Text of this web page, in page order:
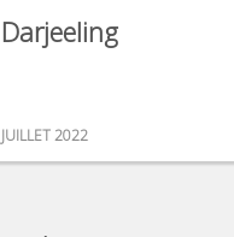
Darjeeling
JUILLET 2022